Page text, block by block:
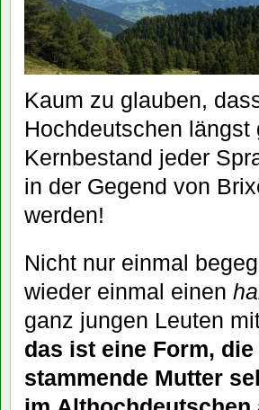
Kaum zu glauben,
Hochdeutschen
Kernbestand jeder
in der Gegend von
werden!
Nicht nur einmal
wieder einmal einen
ganz jungen Leuten
das ist eine Form,
stammende Mutter